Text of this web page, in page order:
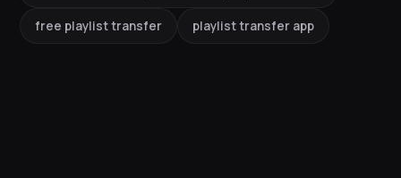
free playlist transfer playlist transfer app